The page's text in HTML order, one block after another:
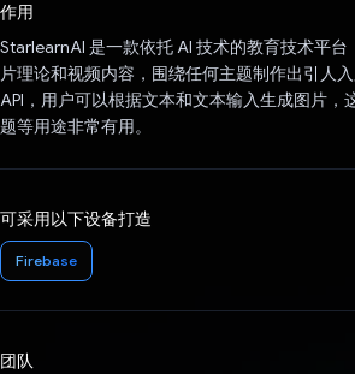
作用
StarlearnAI 是一款依托 AI 技术的教育技术平
片理论和视频内容，围绕任何主题制作出引人
API，用户可以根据文本和文本输入生成图片，
题等用途非常有用。
可采用以下设备打造
Firebase
团队